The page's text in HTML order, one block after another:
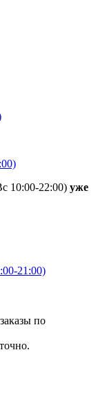
10:00-22:00) уже
21:00)
по